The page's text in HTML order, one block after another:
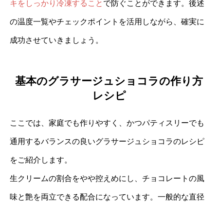
キをしっかり冷凍すること で防ぐことができます。後述
の温度一覧やチェックポイントを活用しながら、確実に
成功させていきましょう。
基本のグラサージュショコラの作り方
レシピ
ここでは、家庭でも作りやすく、かつパティスリーでも
通用するバランスの良いグラサージュショコラのレシピ
をご紹介します。
生クリームの割合をやや控えめにし、チョコレートの風
味と艶を両立できる配合になっています。一般的な直径